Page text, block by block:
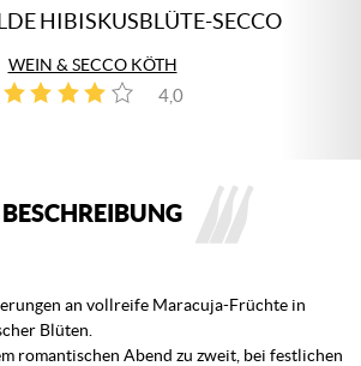
HIBISKUSBLÜTE-SECCO
WEIN & SECCO KÖTH
4,0
2
BESCHREIBUNG
an vollreife Maracuja-Früchte in
Blüten.
romantischen Abend zu zweit, bei festlichen